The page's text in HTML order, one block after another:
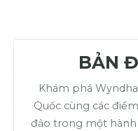
BẢN
Khám phá
Quốc cùng các
đảo trong một